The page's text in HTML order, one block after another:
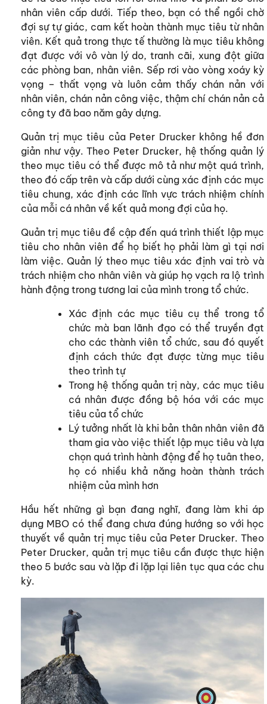
nhân viên cấp dưới. Tiếp theo, bạn có thể ngồi chờ
đợi sự tự giác, cam kết hoàn thành mục tiêu từ nhân
viên. Kết quả trong thực tế thường là mục tiêu kh​ông
đạt được với vô vàn lý do, tranh cãi, xung đột giữa
các phòng ban, nhân viên. Sếp rơi vào vòng xoáy kỳ
vọng – thất vọng và luôn cảm​​ thấy chán nản với
nhân viên, chán nản công việc, thậm chí chán nản cả
công ty đã bao năm gây dựng.
Quản trị mục tiêu của Peter Drucker không hề đơn
giản như vậy. Theo Peter Drucker, hệ thống quản lý
theo mục tiêu có thể được mô tả như một quá trình,
theo đó cấp trên và cấp dưới cùng xác định các mục
tiêu chung, xác định các lĩnh vực trách nhiệm chính
của mỗi cá nhân về kết quả mong đợi của họ.
Quản trị mục tiêu đề cập đến quá trình thiết lập mục
tiêu cho nhân viên để họ biết họ phải làm gì tại nơi
làm việc. Quản lý theo mục tiêu xác định vai trò và
trách nhiệm cho nhân viên và giúp họ vạch ra lộ trình
hành động trong tương lai của mình trong tổ chức.
Xác định các mục tiêu cụ thể trong tổ
chức mà ban lãnh đạo có thể truyền đạt
cho các thành viên tổ chức, sau đó quyết
định cách thức đạt được từng mục tiêu
theo trình tự
Trong hệ thống quản trị này, các mục tiêu
cá nhân được đồng bộ hóa với các mục
tiêu của tổ chức
Lý tưởng nhất là khi bản thân nhân viên đã
tham gia vào việc thiết lập mục tiêu và lựa
chọn quá trình hành động để họ tuân theo,
họ có nhiều khả năng hoàn thành trách
nhiệm của mình hơn
Hầu hết những gì bạn đang nghĩ, đang làm khi áp
dụng MBO có thể đang chưa đúng hướng so với học
thuyết về quản trị mục tiêu của Peter Drucker. Theo
Peter Drucker, quản trị mục tiêu cần được thực hiện
theo 5 bước sau và lặp đi lặp lại liên tục qua các chu
kỳ.